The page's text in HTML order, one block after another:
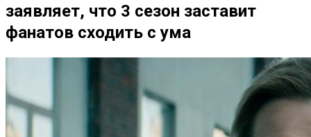
заявляет, что 3 сезон заставит
фанатов сходить с ума